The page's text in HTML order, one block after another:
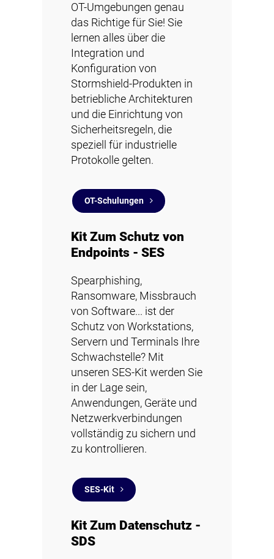
OT-Umgebungen genau
das Richtige für Sie! Sie
lernen alles über die
Integration und
Konfiguration von
Stormshield-Produkten in
betriebliche Architekturen
und die Einrichtung von
Sicherheitsregeln, die
speziell für industrielle
Protokolle gelten.
OT-Schulungen
Kit Zum Schutz von
Endpoints - SES
Spearphishing,
Ransomware, Missbrauch
von Software... ist der
Schutz von Workstations,
Servern und Terminals Ihre
Schwachstelle? Mit
unseren SES-Kit werden Sie
in der Lage sein,
Anwendungen, Geräte und
Netzwerkverbindungen
vollständig zu sichern und
zu kontrollieren.
SES-Kit
Kit Zum Datenschutz -
SDS